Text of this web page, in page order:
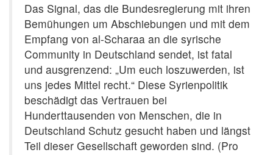
Das Signal, das die Bundesregierung mit ihren
Bemühungen um Abschiebungen und mit dem
Empfang von al-Scharaa an die syrische
Community in Deutschland sendet, ist fatal
und ausgrenzend: „Um euch loszuwerden, ist
uns jedes Mittel recht.“ Diese Syrienpolitik
beschädigt das Vertrauen bei
Hunderttausenden von Menschen, die in
Deutschland Schutz gesucht haben und längst
Teil dieser Gesellschaft geworden sind. (Pro